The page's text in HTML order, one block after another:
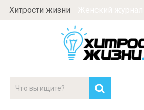
Хитрости жизни